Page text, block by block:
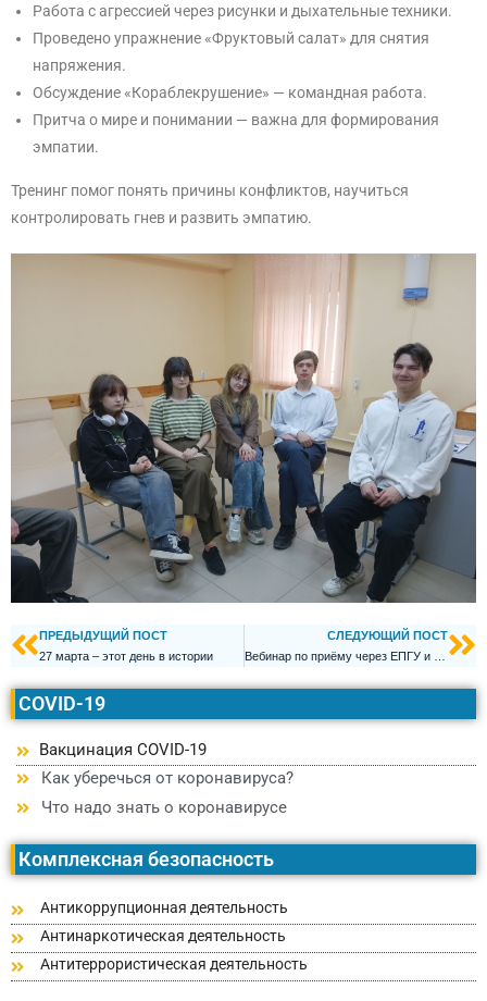
Работа с агрессией через рисунки и дыхательные техники.
Проведено упражнение «Фруктовый салат» для снятия
напряжения.
Обсуждение «Кораблекрушение» — командная работа.
Притча о мире и понимании — важна для формирования
эмпатии.
Тренинг помог понять причины конфликтов, научиться
контролировать гнев и развить эмпатию.
ПРЕДЫДУЩИЙ ПОСТ
27 марта – этот день в истории
СЛЕДУЮЩИЙ ПОСТ
COVID-19
Вакцинация COVID-19
Как уберечься от коронавируса?
Что надо знать о коронавирусе
Комплексная безопасность
Антикоррупционная деятельность
Антинаркотическая деятельность
Антитеррористическая деятельность